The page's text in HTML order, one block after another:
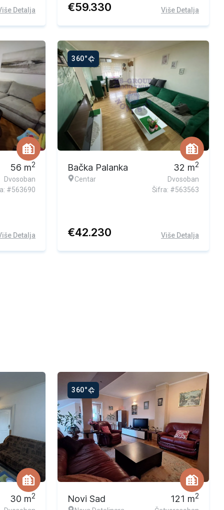
Detalja €59.330 Više Detalja
56 m2
Dvosoban
#563690
Detalja
360°
Bačka Palanka
Centar
32 m2
Dvosoban
Šifra: #563563
€42.230 Više Detalja
30 m2
360°
Ekskluzivna ponuda
Novi Sad 121 m2